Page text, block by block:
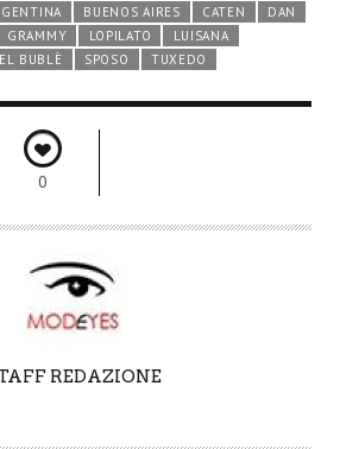
BUENOS AIRES CATEN
DAN
GRAMMY LOPILATO
LUISANA
BUBLÈ SPOSO TUXEDO
0
REDAZIONE